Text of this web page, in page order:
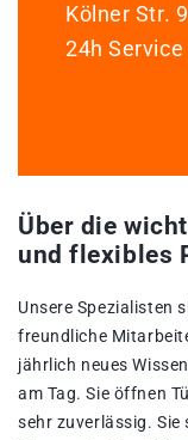
Kölner Str.
24h Service
Über die
und flexibles
Unsere Spezialisten
freundliche
jährlich neues
am Tag. Sie öffnen
sehr zuverlässig. Sie